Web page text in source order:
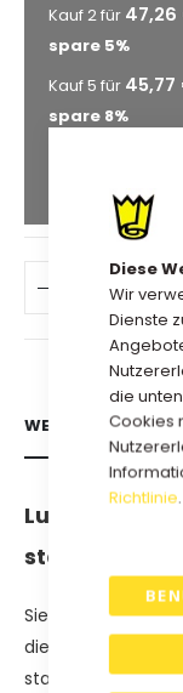
Diese
Wir
Dienste
die
Cookies
Richtlinie.
Kauf 2 für
spare 5%
Kauf 5 für 45,77
spare 8%
WEITERE
Luxuriöse
stabiler
Sie suchen nach
die
stabiler